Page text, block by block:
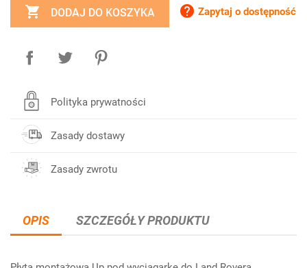
 DODAJ DO KOSZYKA  Zapytaj o dostępność
Polityka prywatności
Zasady dostawy
Zasady zwrotu
OPIS SZCZEGÓŁY PRODUKTU